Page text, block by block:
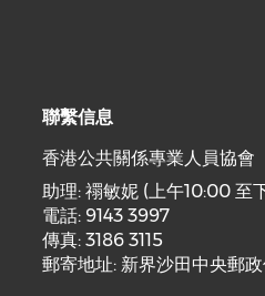
聯繫信息
香港公共關係專業人員協會
助理: 禤敏妮 (上午10:00 至
電話: 9143 3997
傳真: 3186 3115
郵寄地址: 新界沙田中央郵